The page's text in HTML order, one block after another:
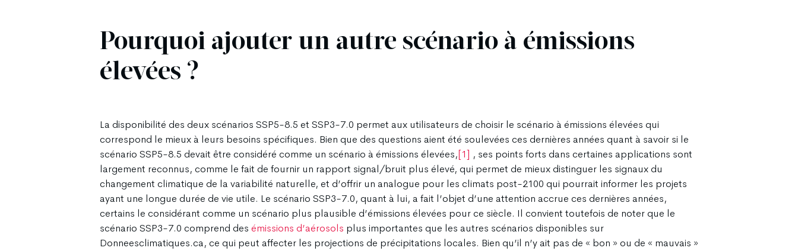
Pourquoi ajouter un autre scénario à émissions
élevées ?
La disponibilité des deux scénarios SSP5-8.5 et SSP3-7.0 permet aux utilisateurs de choisir le scénario à émissions élevées qui
correspond le mieux à leurs besoins spécifiques. Bien que des questions aient été soulevées ces dernières années quant à savoir si le
scénario SSP5-8.5 devait être considéré comme un scénario à émissions élevées,[1] , ses points forts dans certaines applications sont
largement reconnus, comme le fait de fournir un rapport signal/bruit plus élevé, qui permet de mieux distinguer les signaux du
changement climatique de la variabilité naturelle, et d’offrir un analogue pour les climats post-2100 qui pourrait informer les projets
ayant une longue durée de vie utile. Le scénario SSP3-7.0, quant à lui, a fait l’objet d’une attention accrue ces dernières années,
certains le considérant comme un scénario plus plausible d’émissions élevées pour ce siècle. Il convient toutefois de noter que le
scénario SSP3-7.0 comprend des émissions d’aérosols plus importantes que les autres scénarios disponibles sur
Donneesclimatiques.ca, ce qui peut affecter les projections de précipitations locales. Bien qu’il n’y ait pas de « bon » ou de « mauvais »